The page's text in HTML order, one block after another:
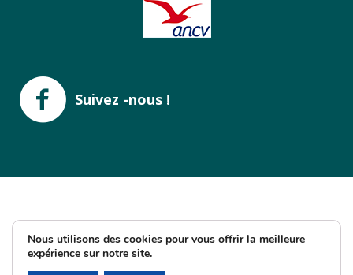
Suivez -nous !
LAISSEZ NOUS UN AVIS SUR GOOGLE !
Nous utilisons des cookies pour vous offrir la meilleure
expérience sur notre site.